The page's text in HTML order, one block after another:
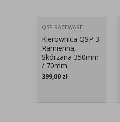
QSP RACEWARE
Kierownica QSP 3
Ramienna,
Skórzana 350mm
/ 70mm
399,00 zł